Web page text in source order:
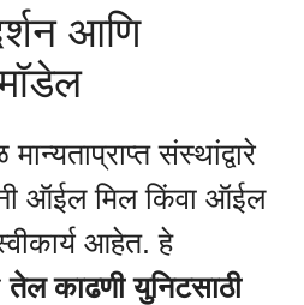
आणि
संस्थांद्वारे
ऑईल मिल किंवा ऑईल
आहेत. हे
तेल काढणी युनिटसाठी